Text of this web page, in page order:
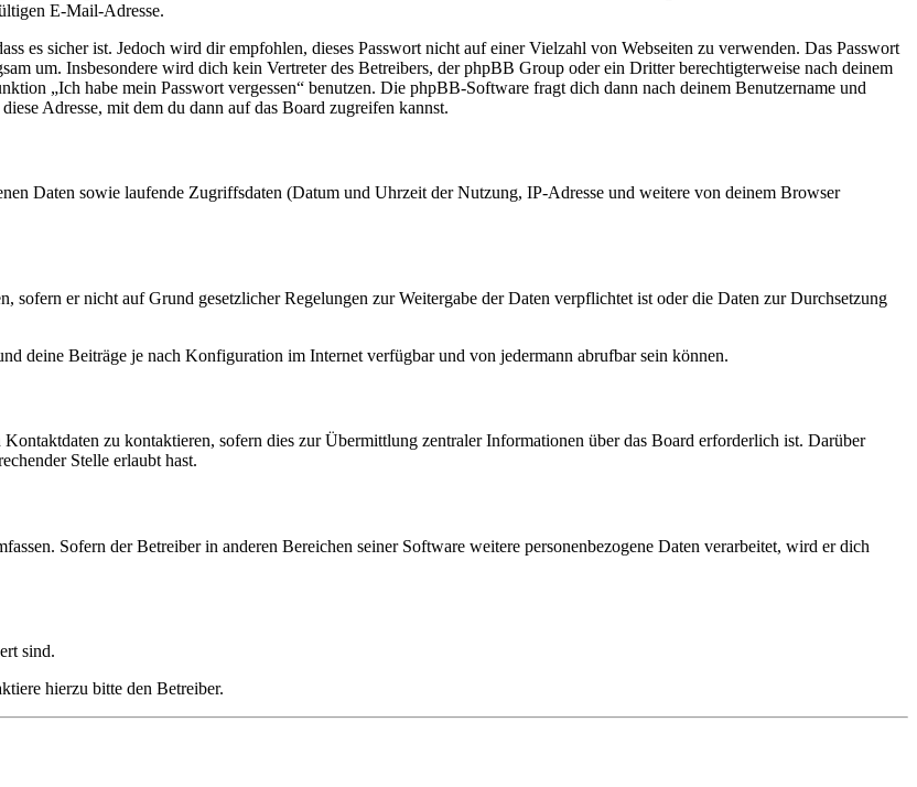
E-Mail-Adresse.
es sicher ist. Jedoch wird dir empfohlen, dieses Passwort nicht auf einer Vielzahl von Webseiten zu verwenden. Das Passwort
um. Insbesondere wird dich kein Vertreter des Betreibers, der phpBB Group oder ein Dritter berechtigterweise nach deinem
„Ich habe mein Passwort vergessen“ benutzen. Die phpBB-Software fragt dich dann nach deinem Benutzername und
Adresse, mit dem du dann auf das Board zugreifen kannst.
Daten sowie laufende Zugriffsdaten (Datum und Uhrzeit der Nutzung, IP-Adresse und weitere von deinem Browser
er nicht auf Grund gesetzlicher Regelungen zur Weitergabe der Daten verpflichtet ist oder die Daten zur Durchsetzung
deine Beiträge je nach Konfiguration im Internet verfügbar und von jedermann abrufbar sein können.
zu kontaktieren, sofern dies zur Übermittlung zentraler Informationen über das Board erforderlich ist. Darüber
Stelle erlaubt hast.
Sofern der Betreiber in anderen Bereichen seiner Software weitere personenbezogene Daten verarbeitet, wird er dich
sind.
hierzu bitte den Betreiber.